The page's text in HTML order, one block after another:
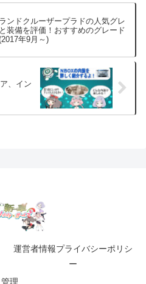
ンドクルーザープラドの人気グレ
装備を評価！おすすめのグレード
年9月～)
、イン
運営者情報プライバシーポリシ
ー
管理